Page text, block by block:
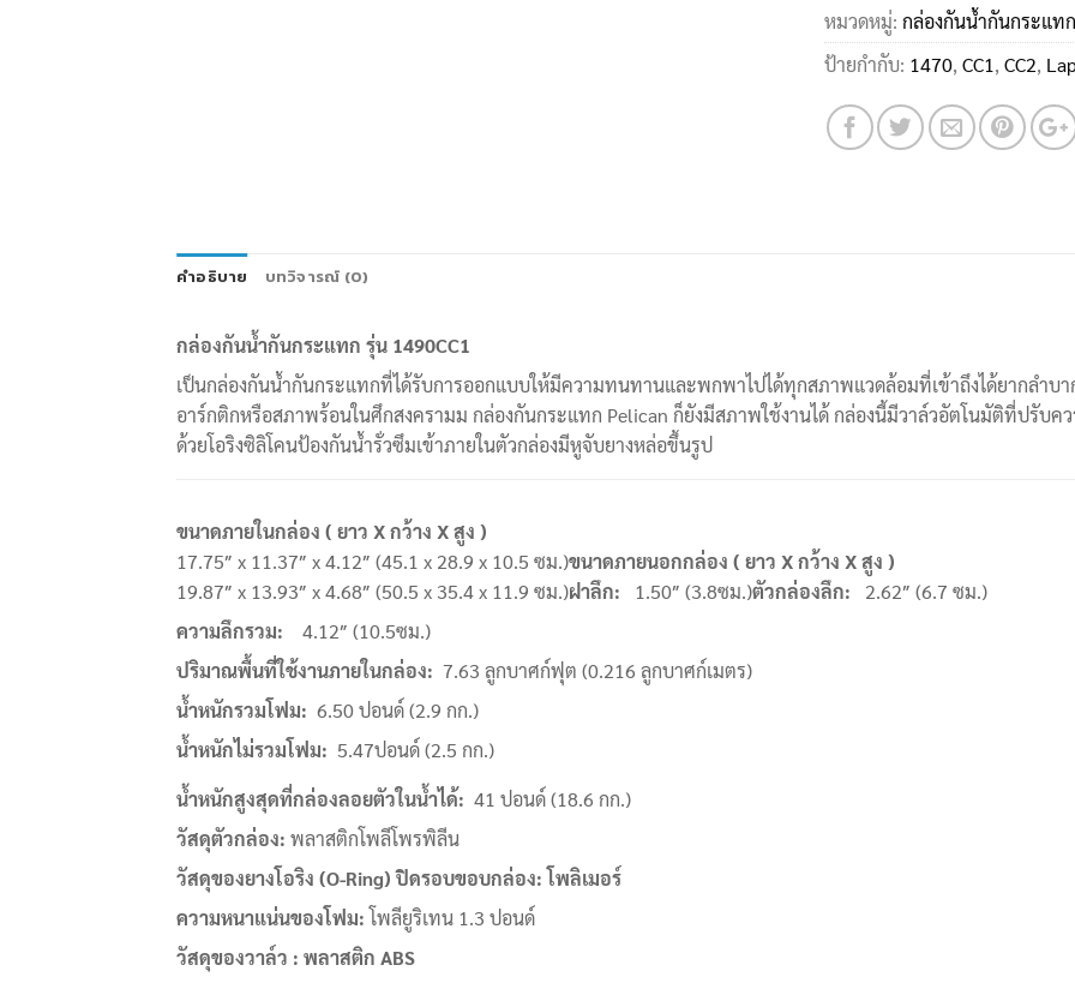
หมวดหมู่: กล่องกันน้ำกันกระแท
ป้ายกำกับ: 1470, CC1, CC2,
คำอธิบาย บทวิจารณ์ (0)
กล่องกันน้ำกันกระแทก รุ่น 1490CC1
เป็นกล่องกันน้ำกันกระแทกที่ได้รับการออกแบบให้มีความทนทานและพกพาไปได้ทุกสภาพแวดล้อมที่เข้าถึงได้ยากลำบ
อาร์กติกหรือสภาพร้อนในศึกสงครามม กล่องกันกระแทก Pelican ก็ยังมีสภาพใช้งานได้ กล่องนี้มีวาล์วอัตโนมัติที่ปรับค
ด้วยโอริงซิลิโคนป้องกันน้ำรั่วซึมเข้าภายในตัวกล่องมีหูจับยางหล่อขึ้นรูป
ขนาดภายในกล่อง ( ยาว X กว้าง X สูง )
17.75″ x 11.37″ x 4.12″ (45.1 x 28.9 x 10.5 ซม.)ขนาดภายนอกกล่อง ( ยาว X กว้าง X สูง )
19.87″ x 13.93″ x 4.68″ (50.5 x 35.4 x 11.9 ซม.)ฝาลึก: 1.50″ (3.8ซม.)ตัวกล่องลึก: 2.62″ (6.7 ซม.)
ความลึกรวม: 4.12″ (10.5ซม.)
ปริมาณพื้นที่ใช้งานภายในกล่อง: 7.63 ลูกบาศก์ฟุต (0.216 ลูกบาศก์เมตร)
น้ำหนักรวมโฟม: 6.50 ปอนด์ (2.9 กก.)
น้ำหนักไม่รวมโฟม: 5.47ปอนด์ (2.5 กก.)
น้ำหนักสูงสุดที่กล่องลอยตัวในน้ำได้: 41 ปอนด์ (18.6 กก.)
วัสดุตัวกล่อง: พลาสติกโพลีโพรพิลีน
วัสดุของยางโอริง (O-Ring) ปิดรอบขอบกล่อง: โพลิเมอร์
ความหนาแน่นของโฟม: โพลียูริเทน 1.3 ปอนด์
วัสดุของวาล์ว : พลาสติก ABS